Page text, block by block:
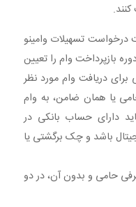
درخواست تسهیلات وامینو
بازپرداخت وام را تعیین
برای دریافت وام مورد نظر
یا همان ضامن، به وام
دارای حساب بانکی در
باشد و چک برگشتی یا
حامی و بدون آن، در دو